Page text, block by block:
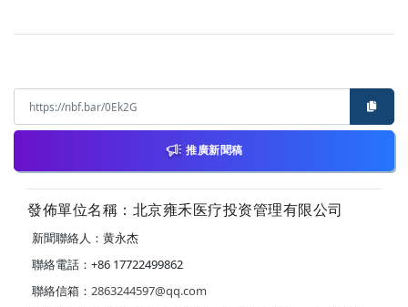
推廣新聞稿
發佈單位名稱：北京雍禾医疗投资管理有限公司
新聞聯絡人：黄永杰
聯絡電話：+86 17722499862
聯絡信箱： 2863244597@qq.com